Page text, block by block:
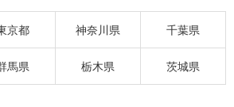
京都 神奈川県 千葉県
馬県 栃木県 茨城県